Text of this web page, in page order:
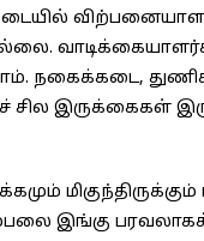
நகைக்கடை,
சில இருக்கைகள்
இங்கு